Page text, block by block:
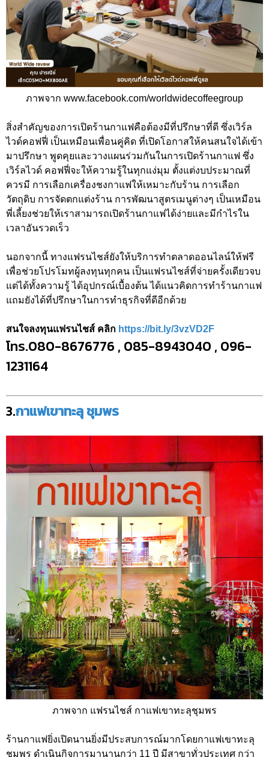
ภาพจาก www.facebook.com/worldwidecoffeegroup
สิ่งสำคัญของการเปิดร้านกาแฟคือต้องมีที่ปรึกษาที่ดี ซึ่งเวิร์ล
ไวด์คอฟฟี่ เป็นเหมือนเพื่อนคู่คิด ที่เปิดโอกาสให้คนสนใจได้เข้า
มาปรึกษา พูดคุยและวางแผนร่วมกันในการเปิดร้านกาแฟ ซึ่ง
เวิร์ลไวด์ คอฟฟี่จะให้ความรู้ในทุกแง่มุม ตั้งแต่งบประมาณที่
ควรมี การเลือกเครื่องชงกาแฟให้เหมาะกับร้าน การเลือก
วัตถุดิบ การจัดตกแต่งร้าน การพัฒนาสูตรเมนูต่างๆ เป็นเหมือน
พี่เลี้ยงช่วยให้เราสามารถเปิดร้านกาแฟได้ง่ายและมีกำไรใน
เวลาอันรวดเร็ว
นอกจากนี้ ทางแฟรนไชส์ยังให้บริการทำตลาดออนไลน์ให้ฟรี
เพื่อช่วยโปรโมทผู้ลงทุนทุกคน เป็นแฟรนไชส์ที่จ่ายครั้งเดียวจบ
แต่ได้ทั้งความรู้ ได้อุปกรณ์เบื้องต้น ได้แนวคิดการทำร้านกาแฟ
แถมยังได้ที่ปรึกษาในการทำธุรกิจที่ดีอีกด้วย
สนใจลงทุนแฟรนไชส์ คลิก https://bit.ly/3vzVD2F
โทร.080-8676776 , 085-8943040 , 096-
1231164
3.กาแฟเขาทะลุ ชุมพร
ภาพจาก แฟรนไชส์ กาแฟเขาทะลุชุมพร
ร้านกาแฟยิ่งเปิดนานยิ่งมีประสบการณ์มากโดยกาแฟเขาทะลุ
ชุมพร ดำเนินกิจการมานานกว่า 11 ปี มีสาขาทั่วประเทศ กว่า